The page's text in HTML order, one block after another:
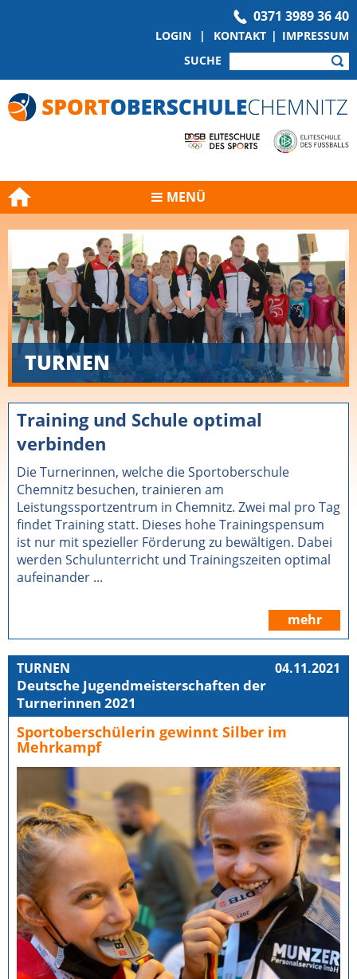
0371 3989 36 40
LOGIN | KONTAKT | IMPRESSUM
SUCHE
MENÜ
TURNEN
Training und Schule optimal
verbinden
Die Turnerinnen, welche die Sportoberschule
Chemnitz besuchen, trainieren am
Leistungssportzentrum in Chemnitz. Zwei mal pro Tag
findet Training statt. Dieses hohe Trainingspensum
ist nur mit spezieller Förderung zu bewältigen. Dabei
werden Schulunterricht und Trainingszeiten optimal
aufeinander ...
mehr
04.11.2021
TURNEN
Deutsche Jugendmeisterschaften der
Turnerinnen 2021
Sportoberschülerin gewinnt Silber im
Mehrkampf